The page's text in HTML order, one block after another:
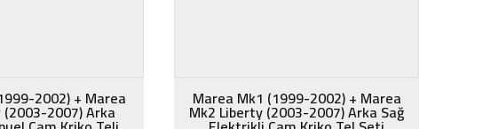
Marea Mk1 (1999-2002) + Marea
Mk2 Liberty (2003-2007) Arka Sağ
2002) + Marea
2007) Arka